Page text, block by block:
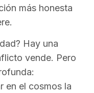
más honesta
Hay una
vende. Pero
en el cosmos la